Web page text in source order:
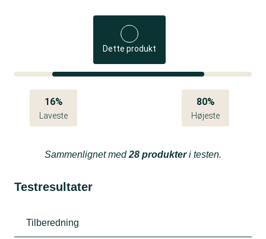
Dette produkt
16%
Laveste
80%
Højeste
Sammenlignet med28 produkteri testen.
Testresultater
Tilberedning